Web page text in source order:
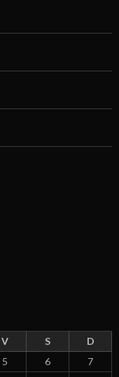
V S
D
5 6
7